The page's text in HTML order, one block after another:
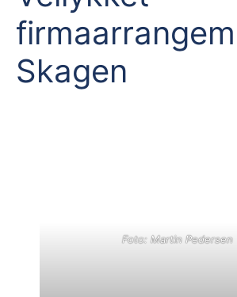
Skagen
Foto: Martin Pedersen